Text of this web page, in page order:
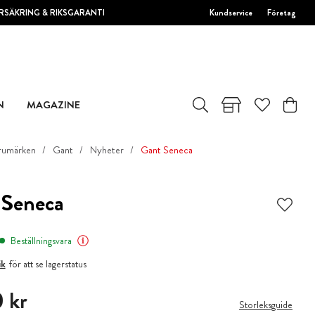
& RIKSGARANTI Kundservice Företag
MAGAZINE
Gant Nyheter Gant Seneca
Beställningsvara
för att se lagerstatus
krkr Storleksguide